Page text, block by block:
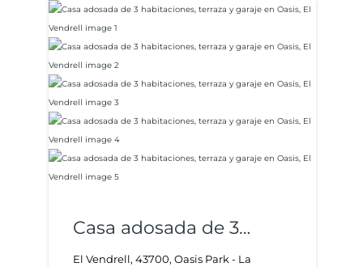
Penedès
Casa adosada de 3
habitaciones, terraza y
El Vendrell, 43700, Oasis Park - La